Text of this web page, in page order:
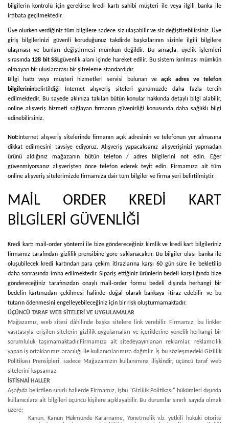
bilgilerin kontrolü için gerekirse kredi kartı sahibi müşteri ile veya ilgili banka ile
irtibata geçilmektedir.
Üye olurken verdiğiniz tüm bilgilere sadece siz ulaşabilir ve siz değiştirebilirsiniz. Üye
giriş bilgilerinizi güvenli koruduğunuz takdirde başkalarının sizinle ilgili bilgilere
ulaşması ve bunları değiştirmesi mümkün değildir. Bu amaçla, üyelik işlemleri
sırasında 128 bit SSLgüvenlik alanı içinde hareket edilir. Bu sistem kırılması mümkün
olmayan bir uluslararası bir şifreleme standardıdır.
Bilgi hattı veya müşteri hizmetleri servisi bulunan ve açık adres ve telefon
bilgilerininbelirtildiği İnternet alışveriş siteleri günümüzde daha fazla tercih
edilmektedir. Bu sayede aklınıza takılan bütün konular hakkında detaylı bilgi alabilir,
online alışveriş hizmeti sağlayan firmanın güvenirliği konusunda daha sağlıklı bilgi
edinebilirsiniz.
Not: İnternet alışveriş sitelerinde firmanın açık adresinin ve telefonun yer almasına
dikkat edilmesini tavsiye ediyoruz. Alışveriş yapacaksanız alışverişinizi yapmadan
ürünü aldığınız mağazanın bütün telefon / adres bilgilerini not edin. Eğer
güvenmiyorsanız alışverişten önce telefon ederek teyit edin. Firmamıza ait tüm
online alışveriş sitelerimizde firmamıza dair tüm bilgiler ve firma yeri belirtilmiştir.
MAİL ORDER KREDİ KART
BİLGİLERİ GÜVENLİĞİ
Kredi kartı mail-order yöntemi ile bize göndereceğiniz kimlik ve kredi kart bilgileriniz
firmamız tarafından gizlilik prensibine göre saklanacaktır. Bu bilgiler olası banka ile
oluşubilecek kredi kartından para çekim itirazlarına karşı 60 gün süre ile bekletilip
daha sonrasında imha edilmektedir. Sipariş ettiğiniz ürünlerin bedeli karşılığında bize
göndereceğiniz tarafınızdan onaylı mail-order formu bedeli dışında herhangi bir
bedelin kartınızdan çekilmesi halinde doğal olarak bankaya itiraz edebilir ve bu
tutarın ödenmesini engelleyebileceğiniz için bir risk oluşturmamaktadır.
ÜÇÜNCÜ TARAF WEB SİTELERİ VE UYGULAMALAR
Mağazamız, web sitesi dâhilinde başka sitelere link verebilir. Firmamız, bu linkler
vasıtasıyla erişilen sitelerin gizlilik uygulamaları ve içeriklerine yönelik herhangi bir
sorumluluk taşımamaktadır. Firmamıza ait sitedeyayınlanan reklamlar, reklamcılık
yapan iş ortaklarımız aracılığı ile kullanıcılarımıza dağıtılır. İş bu sözleşmedeki Gizlilik
Politikası Prensipleri, sadece Mağazamızın kullanımına ilişkindir, üçüncü taraf web
sitelerini kapsamaz.
İSTİSNAİ HALLER
Aşağıda belirtilen sınırlı hallerde Firmamız, işbu "Gizlilik Politikası" hükümleri dışında
kullanıcılara ait bilgileri üçüncü kişilere açıklayabilir. Bu durumlar sınırlı sayıda olmak
üzere;
Kanun, Kanun Hükmünde Kararname, Yönetmelik v.b. yetkili hukuki otorite